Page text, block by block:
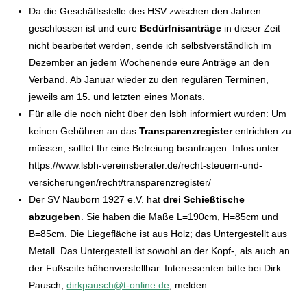
Da die Geschäftsstelle des HSV zwischen den Jahren
geschlossen ist und eure Bedürfnisanträge in dieser Zeit
nicht bearbeitet werden, sende ich selbstverständlich im
Dezember an jedem Wochenende eure Anträge an den
Verband. Ab Januar wieder zu den regulären Terminen,
jeweils am 15. und letzten eines Monats.
Für alle die noch nicht über den lsbh informiert wurden: Um
keinen Gebühren an dasTransparenzregisterentrichten zu
müssen, solltet Ihr eine Befreiung beantragen. Infos unter
https://www.lsbh-vereinsberater.de/recht-steuern-und-
versicherungen/recht/transparenzregister/
Der SV Nauborn 1927 e.V. hatdrei Schießtische
abzugeben . Sie haben die Maße L=190cm, H=85cm und
B=85cm. Die Liegefläche ist aus Holz; das Untergestellt aus
Metall. Das Untergestell ist sowohl an der Kopf-, als auch an
der Fußseite höhenverstellbar. Interessenten bitte bei Dirk
Pausch,dirkpausch@t-online.de , melden.